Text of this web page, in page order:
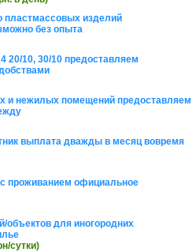
пластмассовых изделий
без опыта
20/10, 30/10 предоставляем
и нежилых помещений предоставляем
выплата дважды в месяц вовремя
проживанием официальное
объектов для иногородних
сутки)